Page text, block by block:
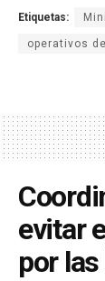
Etiquetas:
operativos
evitar
por